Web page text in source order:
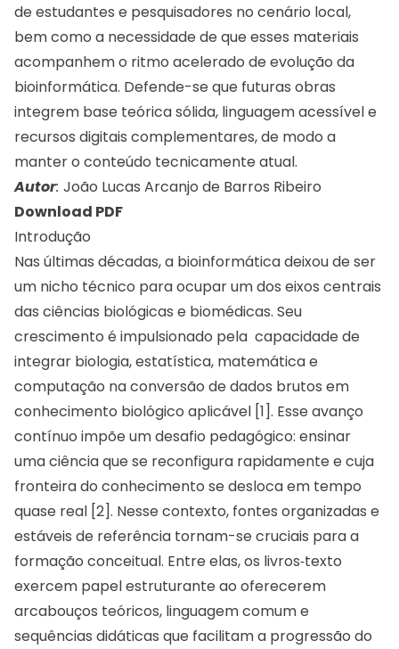
de estudantes e pesquisadores no cenário local,
bem como a necessidade de que esses materiais
acompanhem o ritmo acelerado de evolução da
bioinformática. Defende-se que futuras obras
integrem base teórica sólida, linguagem acessível e
recursos digitais complementares, de modo a
manter o conteúdo tecnicamente atual.
Autor: João Lucas Arcanjo de Barros Ribeiro
Download PDF
Introdução
Nas últimas décadas, a bioinformática deixou de ser
um nicho técnico para ocupar um dos eixos centrais
das ciências biológicas e biomédicas. Seu
crescimento é impulsionado pela capacidade de
integrar biologia, estatística, matemática e
computação na conversão de dados brutos em
conhecimento biológico aplicável [1]. Esse avanço
contínuo impõe um desafio pedagógico: ensinar
uma ciência que se reconfigura rapidamente e cuja
fronteira do conhecimento se desloca em tempo
quase real [2]. Nesse contexto, fontes organizadas e
estáveis de referência tornam-se cruciais para a
formação conceitual. Entre elas, os livros‑texto
exercem papel estruturante ao oferecerem
arcabouços teóricos, linguagem comum e
sequências didáticas que facilitam a progressão do